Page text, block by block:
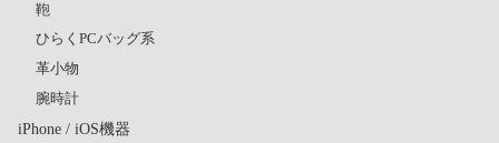
鞄
ひらくPCバッグ系
革小物
腕時計
iPhone / iOS機器